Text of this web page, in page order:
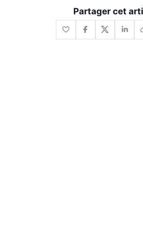
Partager cet